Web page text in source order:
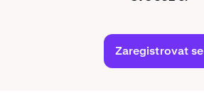
Zaregistrovat se